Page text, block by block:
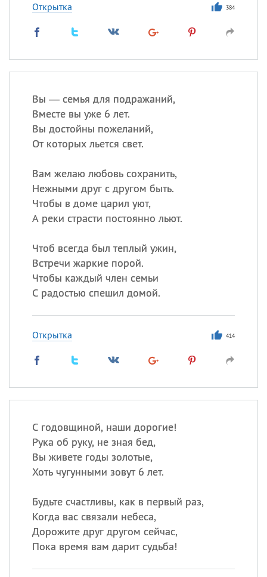
Открытка 384
Вы — семья для подражаний,
Вместе вы уже 6 лет.
Вы достойны пожеланий,
От которых льется свет.
Вам желаю любовь сохранить,
Нежными друг с другом быть.
Чтобы в доме царил уют,
А реки страсти постоянно льют.
Чтоб всегда был теплый ужин,
Встречи жаркие порой.
Чтобы каждый член семьи
С радостью спешил домой.
Открытка 414
С годовщиной, наши дорогие!
Рука об руку, не зная бед,
Вы живете годы золотые,
Хоть чугунными зовут 6 лет.
Будьте счастливы, как в первый раз,
Когда вас связали небеса,
Дорожите друг другом сейчас,
Пока время вам дарит судьба!